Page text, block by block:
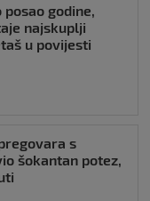
godine,
najskuplji
u povijesti
s
šokantan potez,